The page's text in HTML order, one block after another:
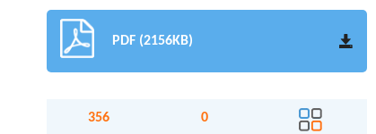
PDF (2156KB)
356 0